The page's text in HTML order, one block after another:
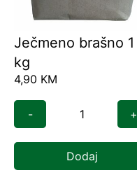
Ječmeno brašno 1
kg
4,90 KM
- +
Dodaj